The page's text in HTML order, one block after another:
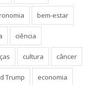
bem-estar
ciência
cultura câncer
Trump economia